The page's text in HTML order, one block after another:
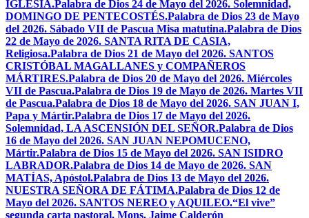
IGLESIA.Palabra de Dios 24 de Mayo del 2026. Solemnidad,
DOMINGO DE PENTECOSTÉS.Palabra de Dios 23 de Mayo
del 2026. Sábado VII de Pascua Misa matutina.Palabra de Dios
22 de Mayo de 2026. SANTA RITA DE CASIA,
Religiosa.Palabra de Dios 21 de Mayo del 2026. SANTOS
CRISTÓBAL MAGALLANES y COMPAÑEROS
MÁRTIRES.Palabra de Dios 20 de Mayo del 2026. Miércoles
VII de Pascua.Palabra de Dios 19 de Mayo de 2026. Martes VII
de Pascua.Palabra de Dios 18 de Mayo del 2026. SAN JUAN I,
Papa y Mártir.Palabra de Dios 17 de Mayo del 2026.
Solemnidad, LA ASCENSIÓN DEL SEÑOR.Palabra de Dios
16 de Mayo del 2026. SAN JUAN NEPOMUCENO,
Mártir.Palabra de Dios 15 de Mayo del 2026. SAN ISIDRO
LABRADOR.Palabra de Dios 14 de Mayo de 2026. SAN
MATÍAS, Apóstol.Palabra de Dios 13 de Mayo del 2026.
NUESTRA SEÑORA DE FÁTIMA.Palabra de Dios 12 de
Mayo del 2026. SANTOS NEREO y AQUILEO.“El vive”
segunda carta pastoral. Mons. Jaime Calderón